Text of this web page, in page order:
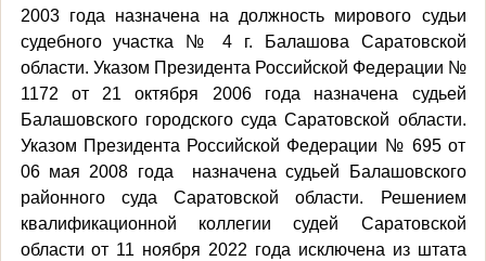
2003 года назначена на должность мирового судьи
судебного участка № 4 г. Балашова Саратовской
области. Указом Президента Российской Федерации №
1172 от 21 октября 2006 года назначена судьей
Балашовского городского суда Саратовской области.
Указом Президента Российской Федерации № 695 от
06 мая 2008 года назначена судьей Балашовского
районного суда Саратовской области. Решением
квалификационной коллегии судей Саратовской
области от 11 ноября 2022 года исключена из штата